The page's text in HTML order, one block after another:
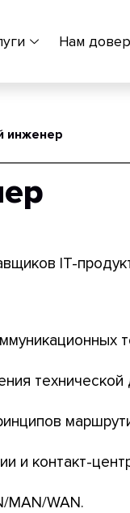
Нам
инженер
IT-
технической
и контакт-
MAN/WAN.